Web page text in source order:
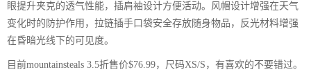
眼提升夹克的透气性能，插肩袖设计方便活动。风帽设计增强在天气
变化时的防护作用，拉链插手口袋安全存放随身物品，反光材料增强
在昏暗光线下的可见度。
目前mountainsteals 3.5折售价$76.99，尺码XS/S，有喜欢的不要错过。